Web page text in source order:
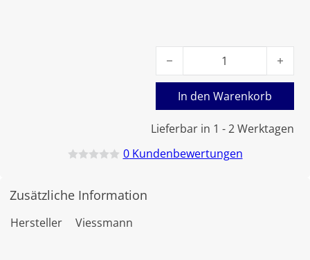
Lieferbar in 1 - 2 Werktagen
Viessmann Röhrenhalterung
In den Warenkorb
e
0Kundenbewertungen
Zusätzliche Information
Hersteller Viessmann